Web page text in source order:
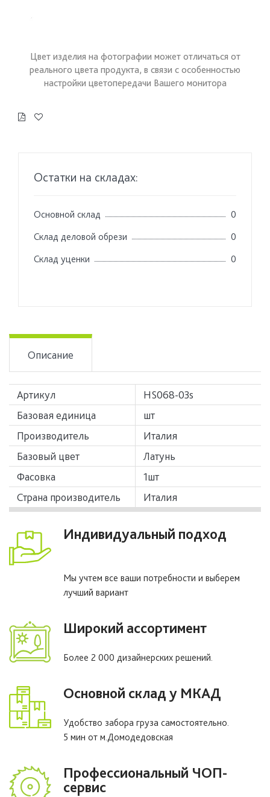
Цвет изделия на фотографии может отличаться от
реального цвета продукта, в связи с особенностью
настройки цветопередачи Вашего монитора
Остатки на складах:
Основной склад
0
Склад деловой обрези
0
Склад уценки
0
Описание
Артикул
HS068-03s
Базовая единица
шт
Производитель
Италия
Базовый цвет
Латунь
Фасовка
1шт
Страна производитель
Италия
Индивидуальный подход
Мы учтем все ваши потребности и выберем
лучший вариант
Широкий ассортимент
Более 2 000 дизайнерских решений.
Основной склад у МКАД
Удобство забора груза самостоятельно.
5 мин от м.Домодедовская
Профессиональный ЧОП-
сервис